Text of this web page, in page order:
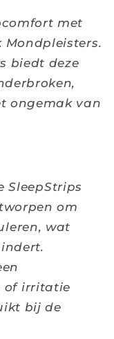
met
Mondpleisters.
biedt deze
ongemak van
SleepStrips
om
wat
of irritatie
bij de